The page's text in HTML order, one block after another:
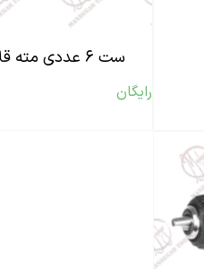
ست ۶ عددی مته قلاویز لیزار
رایگان